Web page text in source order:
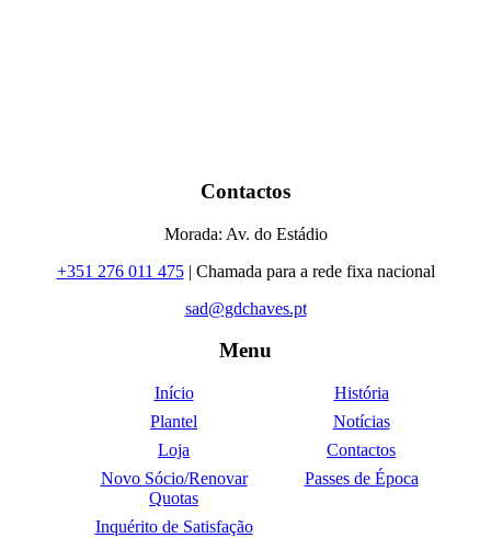
Contactos
Morada: Av. do Estádio
+351 276 011 475| Chamada para a rede fixa nacional
sad@gdchaves.pt
Menu
Início
História
Plantel
Notícias
Loja
Contactos
Novo Sócio/Renovar
Quotas
Passes de Época
Inquérito de Satisfação